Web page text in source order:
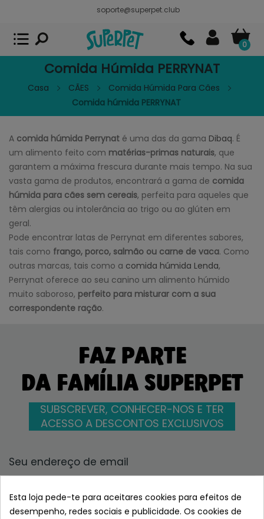
soporte@superpet.club
0
Comida Húmida PERRYNAT
Casa CÃES
Comida Húmida Para Câes
Comida húmida PERRYNAT
A comida húmida Perrynat é uma das da gama Dibaq. É
um alimento feito com matérias-primas naturais, que
garantem a máxima frescura durante mais tempo. Na sua
vasta gama de produtos, encontrará a gama de comida
húmida para cães sem cereais, perfeita para aqueles que
têm alergias ou intolerância ao trigo ou ao glúten em
geral.
Pode encontrar latas de Perrynat em diferentes sabores,
tais como frango, porco, salmão ou carne de vaca. Como
outras marcas, tais como a comida húmida Lenda,
Perrynat oferece ao seu canino um alimento húmido
muito saboroso, perfeito para misturar com a sua
correspondente ração.
FAZ PARTE
DA FAMÍLIA SUPERPET
SUBSCREVER, CONHECER-NOS E TER
ACESSO A DESCONTOS EXCLUSIVOS
Superpet, comida para mascotas
APP GRATIS - En Google Play
Esta loja pede-te para aceitares cookies para efeitos de
desempenho, redes sociais e publicidade. Os cookies de